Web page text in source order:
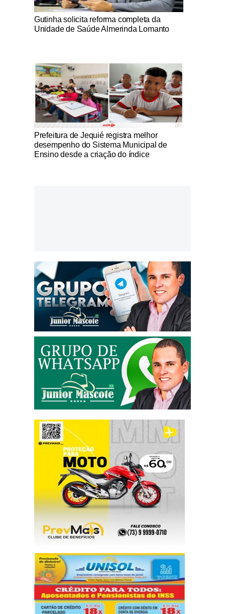
Notícias Católicas
Gutinha solicita reforma completa da
Unidade de Saúde Almerinda Lomanto
Notícias Católicas
Prefeitura de Jequié registra melhor
desempenho do Sistema Municipal de
Ensino desde a criação do índice